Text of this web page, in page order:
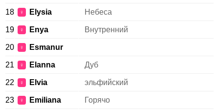
18 ♀ Elysia Небеса
19 ♀ Enya Внутренний
20 ♀ Esmanur
21 ♀ Elanna Дуб
22 ♀ Elvia эльфийский
23 ♀ Emiliana Горячо